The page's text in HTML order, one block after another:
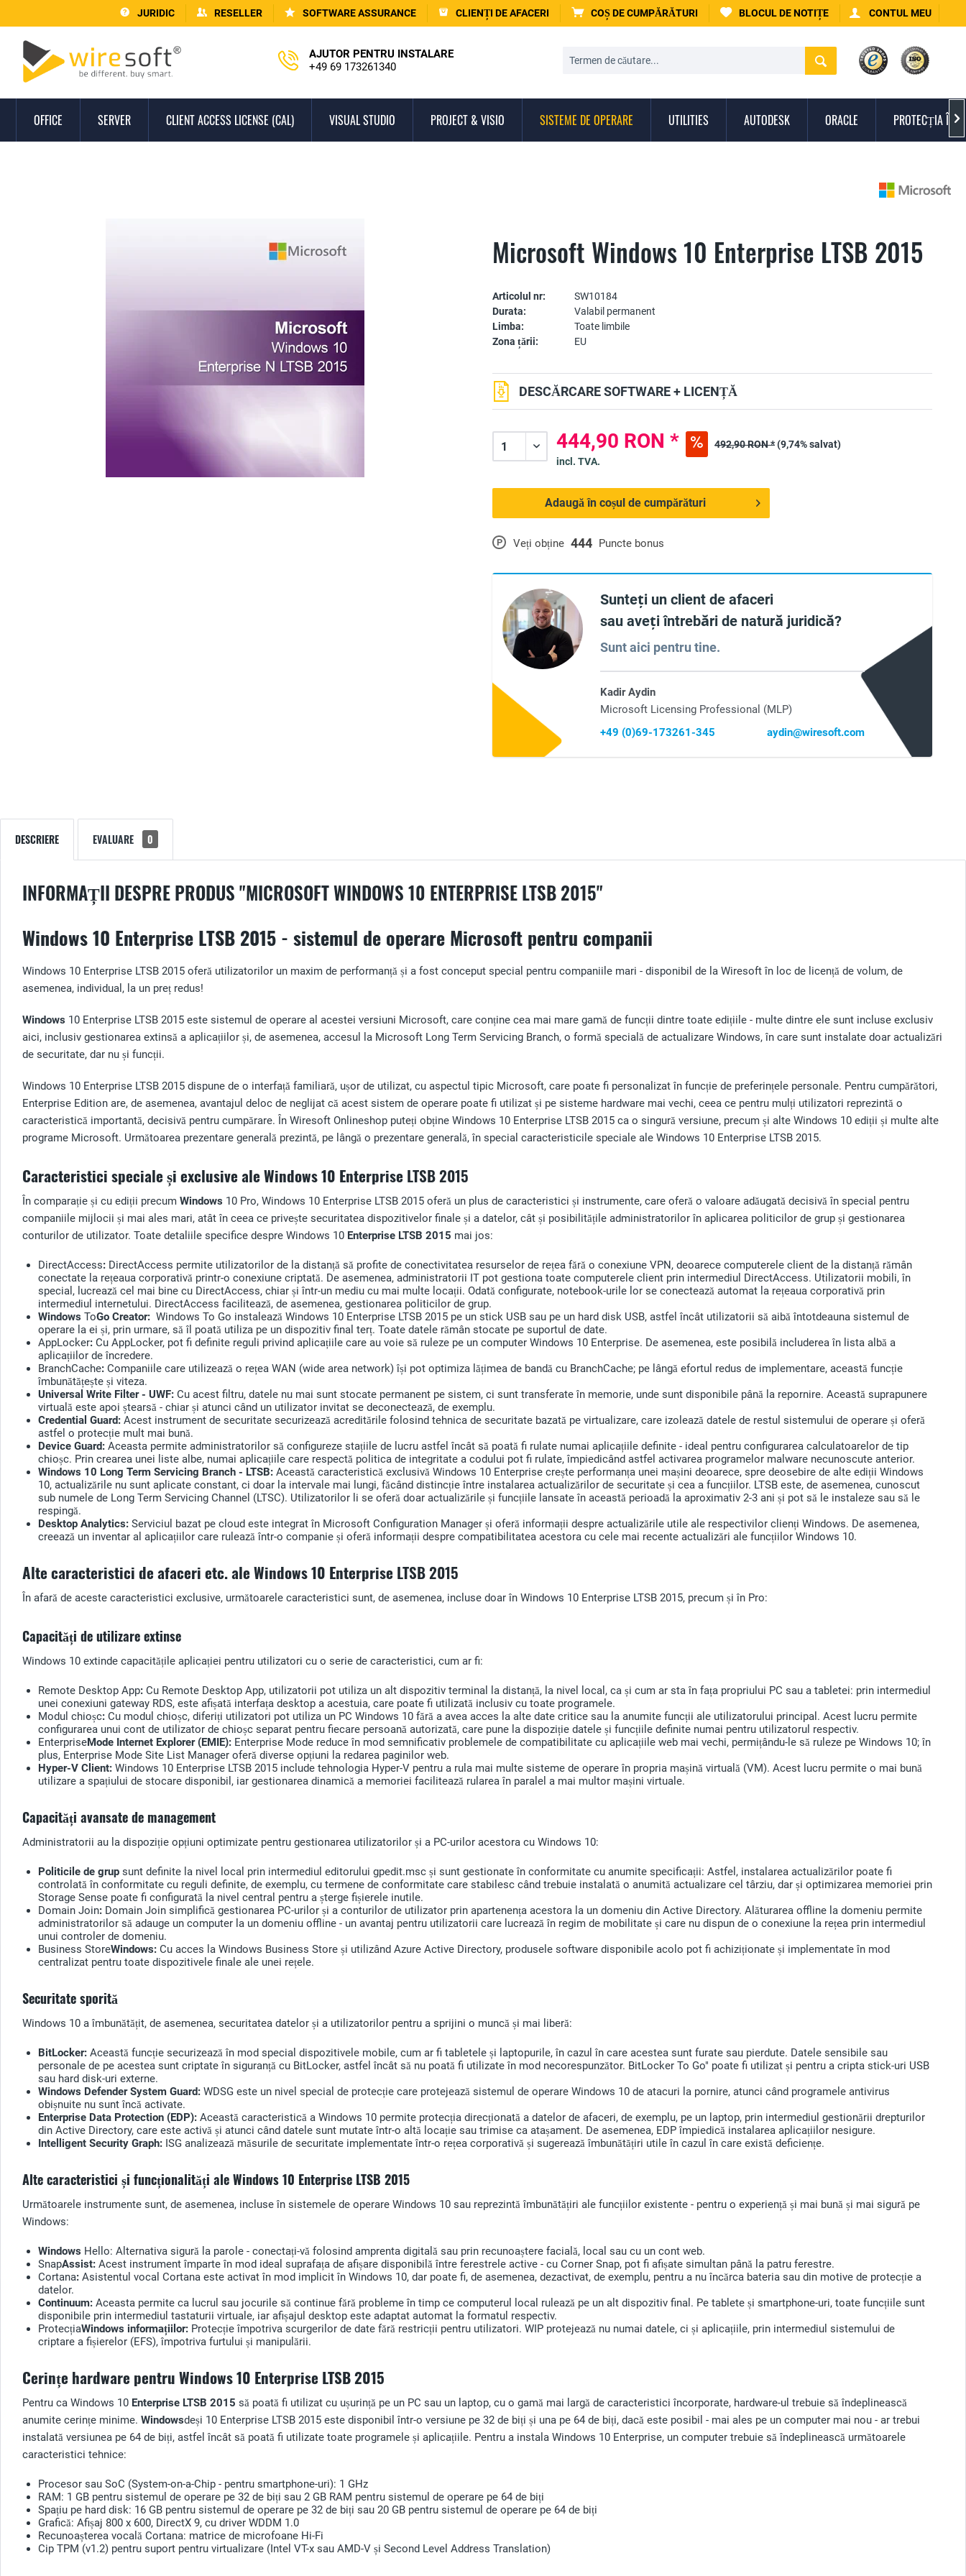
JURIDIC RESELLER SOFTWARE ASSURANCE CLIENȚI DE AFACERI COȘ DE CUMPĂRĂTURI BLOCUL DE NOTIȚE CONTUL MEU
AJUTOR PENTRU INSTALARE
+49 69 173261340
OFFICE SERVER CLIENT ACCESS LICENSE (CAL) VISUAL STUDIO PROJECT & VISIO SISTEME DE OPERARE UTILITIES AUTODESK ORACLE PROTECȚIA 
Microsoft Windows 10 Enterprise LTSB 2015
Articolul nr:
SW10184
Durata:
Valabil permanent
Limba:
Toate limbile
Zona țării:
EU
P Veți obține 444 Puncte bonus
DESCĂRCARE SOFTWARE + LICENȚĂ
444,90 RON * 492,90 RON *(9,74% salvat)
incl. TVA.
Adaugă în coșul de cumpărături
Sunteți un client de afaceri
sau aveți întrebări de natură juridică?
Sunt aici pentru tine.
Kadir Aydin
Microsoft Licensing Professional (MLP)
+49 (0)69-173261-345
aydin@wiresoft.com
DESCRIERE EVALUARE 0
INFORMAȚII DESPRE PRODUS "MICROSOFT WINDOWS 10 ENTERPRISE LTSB 2015"
Windows 10 Enterprise LTSB 2015 - sistemul de operare Microsoft pentru companii
Windows 10 Enterprise LTSB 2015 oferă utilizatorilor un maxim de performanță și a fost conceput special pentru companiile mari - disponibil de la Wiresoft în loc de licență de volum, de
asemenea, individual, la un preț redus!
Windows 10 Enterprise LTSB 2015 este sistemul de operare al acestei versiuni Microsoft, care conține cea mai mare gamă de funcții dintre toate edițiile - multe dintre ele sunt incluse exclusiv
aici, inclusiv gestionarea extinsă a aplicațiilor și, de asemenea, accesul la Microsoft Long Term Servicing Branch, o formă specială de actualizare Windows, în care sunt instalate doar actualizări
de securitate, dar nu și funcții.
Windows 10 Enterprise LTSB 2015 dispune de o interfață familiară, ușor de utilizat, cu aspectul tipic Microsoft, care poate fi personalizat în funcție de preferințele personale. Pentru cumpărători,
Enterprise Edition are, de asemenea, avantajul deloc de neglijat că acest sistem de operare poate fi utilizat și pe sisteme hardware mai vechi, ceea ce pentru mulți utilizatori reprezintă o
caracteristică importantă, decisivă pentru cumpărare. În Wiresoft Onlineshop puteți obține Windows 10 Enterprise LTSB 2015 ca o singură versiune, precum și alte Windows 10 ediții și multe alte
programe Microsoft. Următoarea prezentare generală prezintă, pe lângă o prezentare generală, în special caracteristicile speciale ale Windows 10 Enterprise LTSB 2015.
Caracteristici speciale și exclusive ale Windows 10 Enterprise LTSB 2015
În comparație și cu ediții precum Windows 10 Pro, Windows 10 Enterprise LTSB 2015 oferă un plus de caracteristici și instrumente, care oferă o valoare adăugată decisivă în special pentru
companiile mijlocii și mai ales mari, atât în ceea ce privește securitatea dispozitivelor finale și a datelor, cât și posibilitățile administratorilor în aplicarea politicilor de grup și gestionarea
conturilor de utilizator. Toate detaliile specifice despre Windows 10 Enterprise LTSB 2015 mai jos:
DirectAccess: DirectAccess permite utilizatorilor de la distanță să profite de conectivitatea resurselor de rețea fără o conexiune VPN, deoarece computerele client de la distanță rămân
conectate la rețeaua corporativă printr-o conexiune criptată. De asemenea, administratorii IT pot gestiona toate computerele client prin intermediul DirectAccess. Utilizatorii mobili, în
special, lucrează cel mai bine cu DirectAccess, chiar și într-un mediu cu mai multe locații. Odată configurate, notebook-urile lor se conectează automat la rețeaua corporativă prin
intermediul internetului. DirectAccess facilitează, de asemenea, gestionarea politicilor de grup.
Windows ToGo Creator: Windows To Go instalează Windows 10 Enterprise LTSB 2015 pe un stick USB sau pe un hard disk USB, astfel încât utilizatorii să aibă întotdeauna sistemul de
operare la ei și, prin urmare, să îl poată utiliza pe un dispozitiv final terț. Toate datele rămân stocate pe suportul de date.
AppLocker: Cu AppLocker, pot fi definite reguli privind aplicațiile care au voie să ruleze pe un computer Windows 10 Enterprise. De asemenea, este posibilă includerea în lista albă a
aplicațiilor de încredere.
BranchCache: Companiile care utilizează o rețea WAN (wide area network) își pot optimiza lățimea de bandă cu BranchCache; pe lângă efortul redus de implementare, această funcție
îmbunătățește și viteza.
Universal Write Filter - UWF: Cu acest filtru, datele nu mai sunt stocate permanent pe sistem, ci sunt transferate în memorie, unde sunt disponibile până la repornire. Această suprapunere
virtuală este apoi ștearsă - chiar și atunci când un utilizator invitat se deconectează, de exemplu.
Credential Guard: Acest instrument de securitate securizează acreditările folosind tehnica de securitate bazată pe virtualizare, care izolează datele de restul sistemului de operare și oferă
astfel o protecție mult mai bună.
Device Guard: Aceasta permite administratorilor să configureze stațiile de lucru astfel încât să poată fi rulate numai aplicațiile definite - ideal pentru configurarea calculatoarelor de tip
chioșc. Prin crearea unei liste albe, numai aplicațiile care respectă politica de integritate a codului pot fi rulate, împiedicând astfel activarea programelor malware necunoscute anterior.
Windows 10 Long Term Servicing Branch - LTSB: Această caracteristică exclusivă Windows 10 Enterprise crește performanța unei mașini deoarece, spre deosebire de alte ediții Windows
10, actualizările nu sunt aplicate constant, ci doar la intervale mai lungi, făcând distincție între instalarea actualizărilor de securitate și cea a funcțiilor. LTSB este, de asemenea, cunoscut
sub numele de Long Term Servicing Channel (LTSC). Utilizatorilor li se oferă doar actualizările și funcțiile lansate în această perioadă la aproximativ 2-3 ani și pot să le instaleze sau să le
respingă.
Desktop Analytics: Serviciul bazat pe cloud este integrat în Microsoft Configuration Manager și oferă informații despre actualizările utile ale respectivilor clienți Windows. De asemenea,
creează un inventar al aplicațiilor care rulează într-o companie și oferă informații despre compatibilitatea acestora cu cele mai recente actualizări ale funcțiilor Windows 10.
Alte caracteristici de afaceri etc. ale Windows 10 Enterprise LTSB 2015
În afară de aceste caracteristici exclusive, următoarele caracteristici sunt, de asemenea, incluse doar în Windows 10 Enterprise LTSB 2015, precum și în Pro:
Capacități de utilizare extinse
Windows 10 extinde capacitățile aplicației pentru utilizatori cu o serie de caracteristici, cum ar fi:
Remote Desktop App: Cu Remote Desktop App, utilizatorii pot utiliza un alt dispozitiv terminal la distanță, la nivel local, ca și cum ar sta în fața propriului PC sau a tabletei: prin intermediul
unei conexiuni gateway RDS, este afișată interfața desktop a acestuia, care poate fi utilizată inclusiv cu toate programele.
Modul chioșc: Cu modul chioșc, diferiți utilizatori pot utiliza un PC Windows 10 fără a avea acces la alte date critice sau la anumite funcții ale utilizatorului principal. Acest lucru permite
configurarea unui cont de utilizator de chioșc separat pentru fiecare persoană autorizată, care pune la dispoziție datele și funcțiile definite numai pentru utilizatorul respectiv.
EnterpriseMode Internet Explorer (EMIE): Enterprise Mode reduce în mod semnificativ problemele de compatibilitate cu aplicațiile web mai vechi, permițându-le să ruleze pe Windows 10; în
plus, Enterprise Mode Site List Manager oferă diverse opțiuni la redarea paginilor web.
Hyper-V Client: Windows 10 Enterprise LTSB 2015 include tehnologia Hyper-V pentru a rula mai multe sisteme de operare în propria mașină virtuală (VM). Acest lucru permite o mai bună
utilizare a spațiului de stocare disponibil, iar gestionarea dinamică a memoriei facilitează rularea în paralel a mai multor mașini virtuale.
Capacități avansate de management
Administratorii au la dispoziție opțiuni optimizate pentru gestionarea utilizatorilor și a PC-urilor acestora cu Windows 10:
Politicile de grup sunt definite la nivel local prin intermediul editorului gpedit.msc și sunt gestionate în conformitate cu anumite specificații: Astfel, instalarea actualizărilor poate fi
controlată în conformitate cu reguli definite, de exemplu, cu termene de conformitate care stabilesc când trebuie instalată o anumită actualizare cel târziu, dar și optimizarea memoriei prin
Storage Sense poate fi configurată la nivel central pentru a șterge fișierele inutile.
Domain Join: Domain Join simplifică gestionarea PC-urilor și a conturilor de utilizator prin apartenența acestora la un domeniu din Active Directory. Alăturarea offline la domeniu permite
administratorilor să adauge un computer la un domeniu offline - un avantaj pentru utilizatorii care lucrează în regim de mobilitate și care nu dispun de o conexiune la rețea prin intermediul
unui controler de domeniu.
Business StoreWindows: Cu acces la Windows Business Store și utilizând Azure Active Directory, produsele software disponibile acolo pot fi achiziționate și implementate în mod
centralizat pentru toate dispozitivele finale ale unei rețele.
Securitate sporită
Windows 10 a îmbunătățit, de asemenea, securitatea datelor și a utilizatorilor pentru a sprijini o muncă și mai liberă:
BitLocker: Această funcție securizează în mod special dispozitivele mobile, cum ar fi tabletele și laptopurile, în cazul în care acestea sunt furate sau pierdute. Datele sensibile sau
personale de pe acestea sunt criptate în siguranță cu BitLocker, astfel încât să nu poată fi utilizate în mod necorespunzător. BitLocker To Go" poate fi utilizat și pentru a cripta stick-uri USB
sau hard disk-uri externe.
Windows Defender System Guard: WDSG este un nivel special de protecție care protejează sistemul de operare Windows 10 de atacuri la pornire, atunci când programele antivirus
obișnuite nu sunt încă activate.
Enterprise Data Protection (EDP): Această caracteristică a Windows 10 permite protecția direcționată a datelor de afaceri, de exemplu, pe un laptop, prin intermediul gestionării drepturilor
din Active Directory, care este activă și atunci când datele sunt mutate într-o altă locație sau trimise ca atașament. De asemenea, EDP împiedică instalarea aplicațiilor nesigure.
Intelligent Security Graph: ISG analizează măsurile de securitate implementate într-o rețea corporativă și sugerează îmbunătățiri utile în cazul în care există deficiențe.
Alte caracteristici și funcționalități ale Windows 10 Enterprise LTSB 2015
Următoarele instrumente sunt, de asemenea, incluse în sistemele de operare Windows 10 sau reprezintă îmbunătățiri ale funcțiilor existente - pentru o experiență și mai bună și mai sigură pe
Windows:
Windows Hello: Alternativa sigură la parole - conectați-vă folosind amprenta digitală sau prin recunoaștere facială, local sau cu un cont web.
SnapAssist: Acest instrument împarte în mod ideal suprafața de afișare disponibilă între ferestrele active - cu Corner Snap, pot fi afișate simultan până la patru ferestre.
Cortana: Asistentul vocal Cortana este activat în mod implicit în Windows 10, dar poate fi, de asemenea, dezactivat, de exemplu, pentru a nu încărca bateria sau din motive de protecție a
datelor.
Continuum: Aceasta permite ca lucrul sau jocurile să continue fără probleme în timp ce computerul local rulează pe un alt dispozitiv final. Pe tablete și smartphone-uri, toate funcțiile sunt
disponibile prin intermediul tastaturii virtuale, iar afișajul desktop este adaptat automat la formatul respectiv.
ProtecțiaWindows informațiilor: Protecție împotriva scurgerilor de date fără restricții pentru utilizatori. WIP protejează nu numai datele, ci și aplicațiile, prin intermediul sistemului de
criptare a fișierelor (EFS), împotriva furtului și manipulării.
Cerințe hardware pentru Windows 10 Enterprise LTSB 2015
Pentru ca Windows 10 Enterprise LTSB 2015 să poată fi utilizat cu ușurință pe un PC sau un laptop, cu o gamă mai largă de caracteristici încorporate, hardware-ul trebuie să îndeplinească
anumite cerințe minime. Windowsdeși 10 Enterprise LTSB 2015 este disponibil într-o versiune pe 32 de biți și una pe 64 de biți, dacă este posibil - mai ales pe un computer mai nou - ar trebui
instalată versiunea pe 64 de biți, astfel încât să poată fi utilizate toate programele și aplicațiile. Pentru a instala Windows 10 Enterprise, un computer trebuie să îndeplinească următoarele
caracteristici tehnice:
Procesor sau SoC (System-on-a-Chip - pentru smartphone-uri): 1 GHz
RAM: 1 GB pentru sistemul de operare pe 32 de biți sau 2 GB RAM pentru sistemul de operare pe 64 de biți
Spațiu pe hard disk: 16 GB pentru sistemul de operare pe 32 de biți sau 20 GB pentru sistemul de operare pe 64 de biți
Grafică: Afișaj 800 x 600, DirectX 9, cu driver WDDM 1.0
Recunoașterea vocală Cortana: matrice de microfoane Hi-Fi
Cip TPM (v1.2) pentru suport pentru virtualizare (Intel VT-x sau AMD-V și Second Level Address Translation)